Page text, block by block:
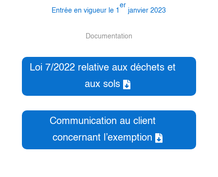
Entrée en vigueur le 1
er
janvier 2023
Documentation
Loi 7/2022 relative aux déchets et
aux sols
Communication au client
concernant l’exemption